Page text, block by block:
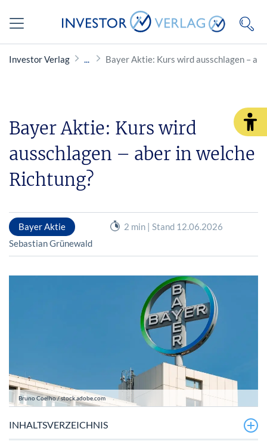
Investor Verlag Bayer Aktie: Kurs wird ausschlagen –
Bayer Aktie: Kurs wird
ausschlagen – aber in welche
Richtung?
Bayer Aktie
2 min | Stand 12.06.2026
Sebastian Grünewald
Bruno Coelho / stock.adobe.com
INHALTSVERZEICHNIS